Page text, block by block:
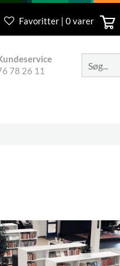
Favoritter | 0 varer
78 26 11